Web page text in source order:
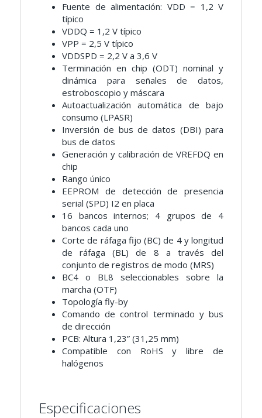
Fuente de alimentación: VDD = 1,2 V
típico
VDDQ = 1,2 V típico
VPP = 2,5 V típico
VDDSPD = 2,2 V a 3,6 V
Terminación en chip (ODT) nominal y
dinámica para señales de datos,
estroboscopio y máscara
Autoactualización automática de bajo
consumo (LPASR)
Inversión de bus de datos (DBI) para
bus de datos
Generación y calibración de VREFDQ en
chip
Rango único
EEPROM de detección de presencia
serial (SPD) I2 en placa
16 bancos internos; 4 grupos de 4
bancos cada uno
Corte de ráfaga fijo (BC) de 4 y longitud
de ráfaga (BL) de 8 a través del
conjunto de registros de modo (MRS)
BC4 o BL8 seleccionables sobre la
marcha (OTF)
Topología fly-by
Comando de control terminado y bus
de dirección
PCB: Altura 1,23” (31,25 mm)
Compatible con RoHS y libre de
halógenos
Especificaciones